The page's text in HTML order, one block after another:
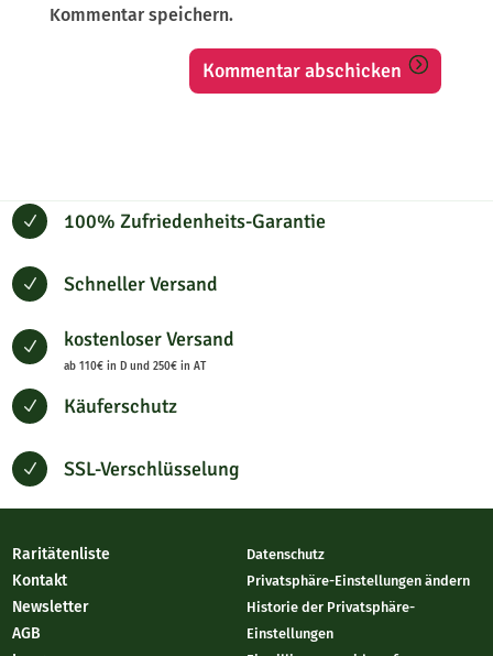
Kommentar speichern.
Kommentar abschicken
N 100% Zufriedenheits-Garantie
N Schneller Versand
N kostenloser Versand
ab 110€ in D und 250€ in AT
N Käuferschutz
N SSL-Verschlüsselung
Raritätenliste
Kontakt
Newsletter
AGB
Datenschutz
Privatsphäre-Einstellungen ändern
Historie der Privatsphäre-
Einstellungen